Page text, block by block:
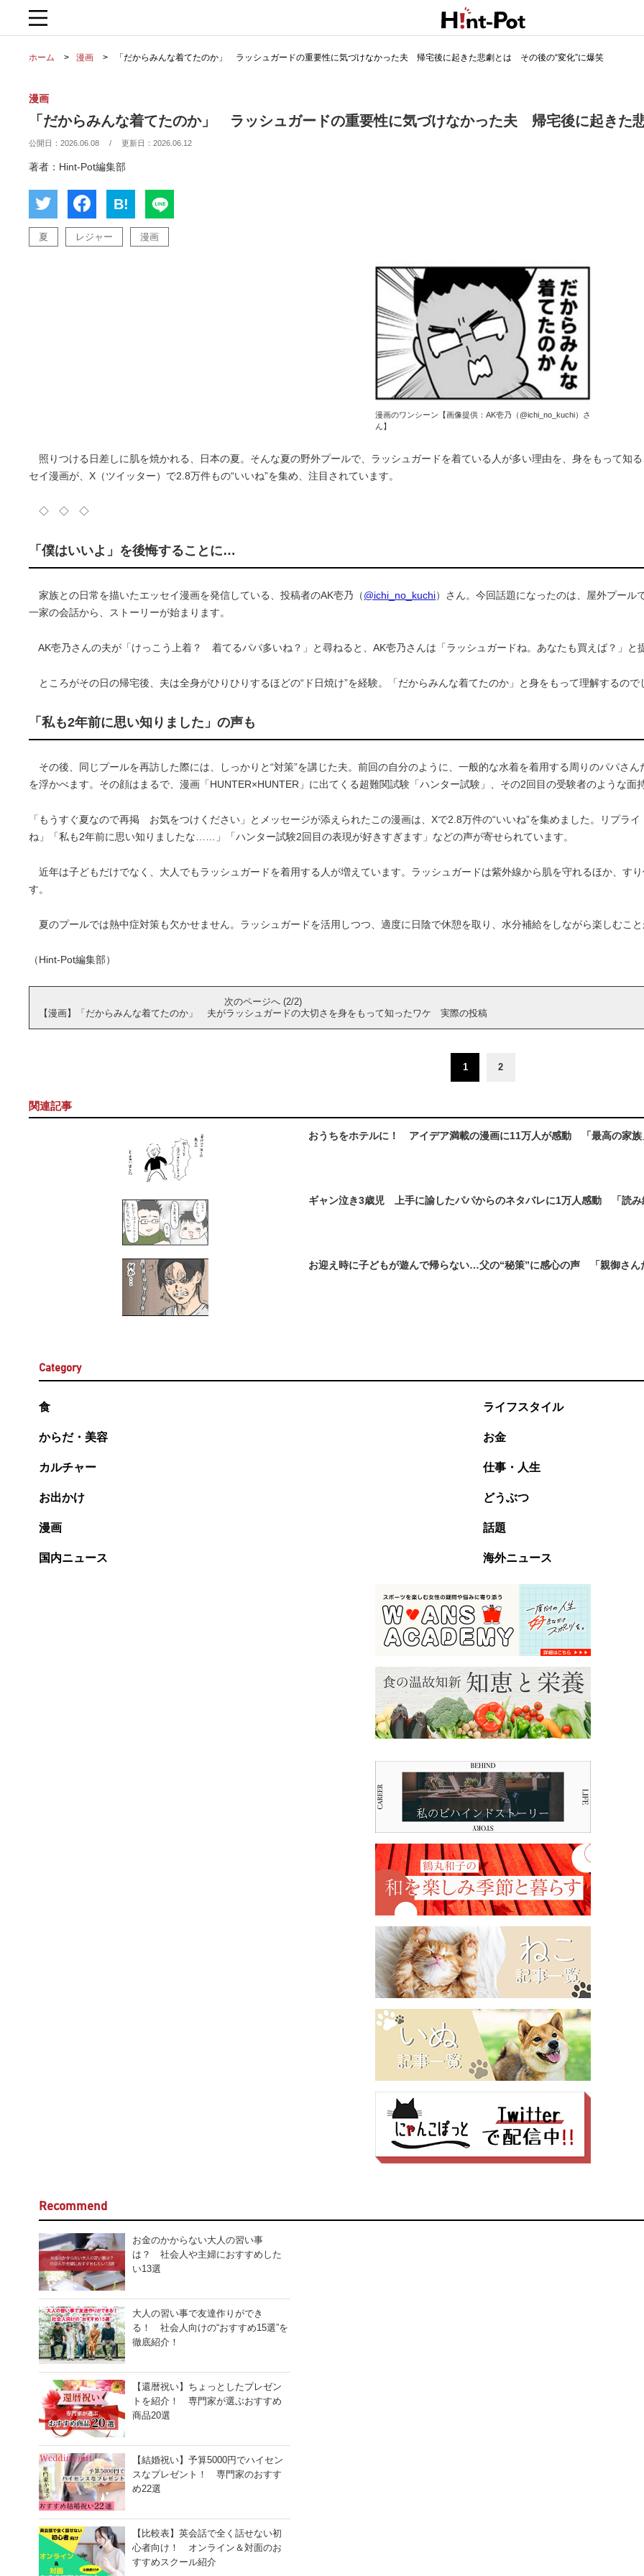
ホーム 漫画 「だからみんな着てたのか」 ラッシュガードの重要性に気づけなかった夫 帰宅後に起きた悲劇とは その後の“変化”に爆笑
漫画
「だからみんな着てたのか」 ラッシュガードの重要性に気づけなかった夫 帰宅後に起きた
公開日：2026.06.08 / 更新日：2026.06.12
著者：Hint-Pot編集部
B!
夏 レジャー 漫画
漫画のワンシーン【画像提供：AK壱乃（@ichi_no_kuchi）さ
ん】
照りつける日差しに肌を焼かれる、日本の夏。そんな夏の野外プールで、ラッシュガードを着ている人が多い理由を、身をもって知
セイ漫画が、X（ツイッター）で2.8万件もの“いいね”を集め、注目されています。
◇ ◇ ◇
「僕はいいよ」を後悔することに…
家族との日常を描いたエッセイ漫画を発信している、投稿者のAK壱乃（@ichi_no_kuchi）さん。今回話題になったのは、屋外プール
一家の会話から、ストーリーが始まります。
AK壱乃さんの夫が「けっこう上着？ 着てるパパ多いね？」と尋ねると、AK壱乃さんは「ラッシュガードね。あなたも買えば？」と
ところがその日の帰宅後、夫は全身がひりひりするほどの“ド日焼け”を経験。「だからみんな着てたのか」と身をもって理解するので
「私も2年前に思い知りました」の声も
その後、同じプールを再訪した際には、しっかりと“対策”を講じた夫。前回の自分のように、一般的な水着を着用する周りのパパ
を浮かべます。その顔はまるで、漫画「HUNTER×HUNTER」に出てくる超難関試験「ハンター試験」、その2回目の受験者のような面
「もうすぐ夏なので再掲 お気をつけください」とメッセージが添えられたこの漫画は、Xで2.8万件の“いいね”を集めました。リプラ
ね」「私も2年前に思い知りましたな……」「ハンター試験2回目の表現が好きすぎます」などの声が寄せられています。
近年は子どもだけでなく、大人でもラッシュガードを着用する人が増えています。ラッシュガードは紫外線から肌を守れるほか、す
す。
夏のプールでは熱中症対策も欠かせません。ラッシュガードを活用しつつ、適度に日陰で休憩を取り、水分補給をしながら楽しむこと
（Hint-Pot編集部）
次のページへ (2/2)
【漫画】「だからみんな着てたのか」 夫がラッシュガードの大切さを身をもって知ったワケ 実際の投稿
1 2
関連記事
おうちをホテルに！ アイデア満載の漫画に11万人が感動 「最高の家族
ギャン泣き3歳児 上手に諭したパパからのネタバレに1万人感動 「読み
お迎え時に子どもが遊んで帰らない…父の“秘策”に感心の声 「親御さん
Category
食 ライフスタイル
からだ・美容 お金
カルチャー 仕事・人生
お出かけ どうぶつ
漫画 話題
国内ニュース 海外ニュース
Recommend
お金のかからない大人の習い事
は？ 社会人や主婦におすすめした
い13選
大人の習い事で友達作りができ
る！ 社会人向けの“おすすめ15選”を
徹底紹介！
【還暦祝い】ちょっとしたプレゼン
トを紹介！ 専門家が選ぶおすすめ
商品20選
【結婚祝い】予算5000円でハイセン
スなプレゼント！ 専門家のおすす
め22選
【比較表】英会話で全く話せない初
心者向け！ オンライン＆対面のお
すすめスクール紹介